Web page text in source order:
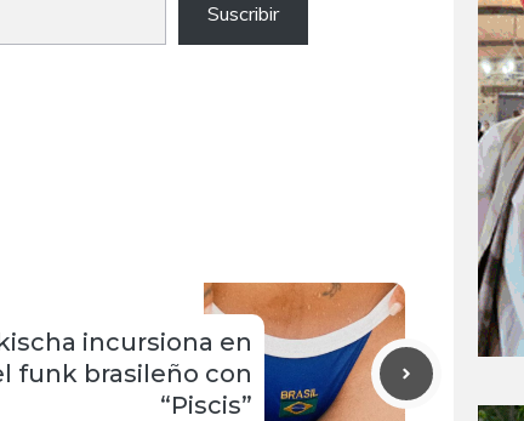
Suscribir
incursiona en
funk brasileño con
“Piscis”